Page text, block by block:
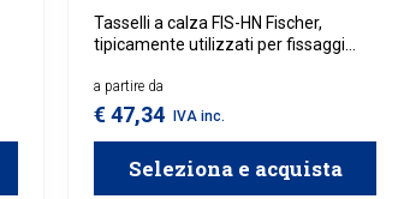
Tasselli a calza FIS-HN Fischer,
tipicamente utilizzati per fissaggi
Garantiscono un perfetto
riempimento dei vuoti grazie alla
maglia della calza, che evita la
a partire da
€ 47,34 IVA inc.
Seleziona e acquista